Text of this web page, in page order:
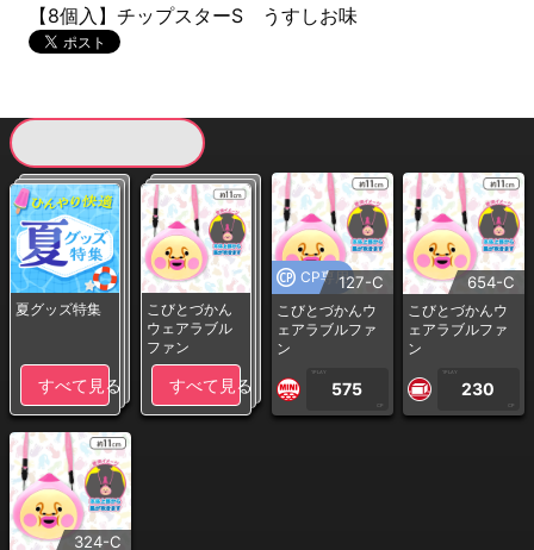
【8個入】チップスターS うすしお味
夏グッズ特集
すべて見る
こびとづかん
ウェアラブル
ファン
すべて見る
CP専用127-C
こびとづかんウ
ェアラブルファ
ン
1PLAY
575
CP
654-C
こびとづかんウ
ェアラブルファ
ン
1PLAY
230
CP
324-C